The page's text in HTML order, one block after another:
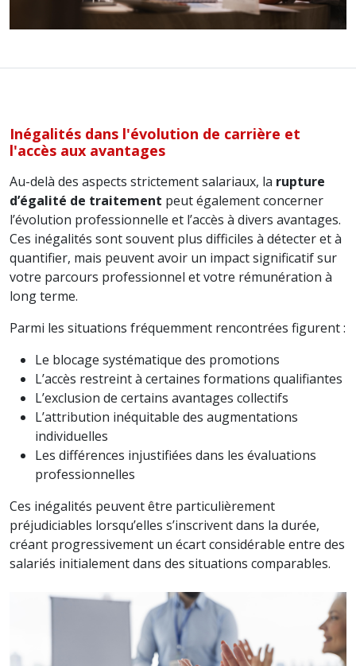
Inégalités dans l'évolution de carrière et
l'accès aux avantages
Au-delà des aspects strictement salariaux, la rupture
d’égalité de traitement peut également concerner
l’évolution professionnelle et l’accès à divers avantages.
Ces inégalités sont souvent plus difficiles à détecter et à
quantifier, mais peuvent avoir un impact significatif sur
votre parcours professionnel et votre rémunération à
long terme.
Parmi les situations fréquemment rencontrées figurent :
Le blocage systématique des promotions
L’accès restreint à certaines formations qualifiantes
L’exclusion de certains avantages collectifs
L’attribution inéquitable des augmentations
individuelles
Les différences injustifiées dans les évaluations
professionnelles
Ces inégalités peuvent être particulièrement
préjudiciables lorsqu’elles s’inscrivent dans la durée,
créant progressivement un écart considérable entre des
salariés initialement dans des situations comparables.